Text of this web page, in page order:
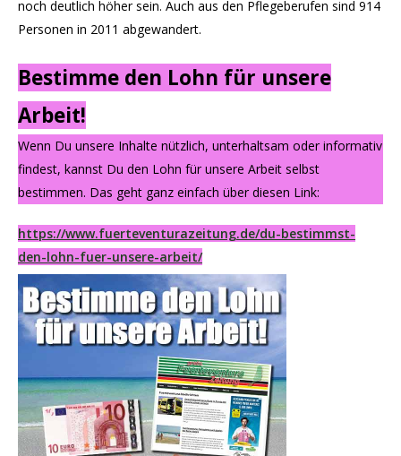
noch deutlich höher sein. Auch aus den Pflegeberufen sind 914
Personen in 2011 abgewandert.
Bestimme den Lohn für unsere
Arbeit!
Wenn Du unsere Inhalte nützlich, unterhaltsam oder informativ
findest, kannst Du den Lohn für unsere Arbeit selbst
bestimmen. Das geht ganz einfach über diesen Link:
https://www.fuerteventurazeitung.de/du-bestimmst-
den-lohn-fuer-unsere-arbeit/